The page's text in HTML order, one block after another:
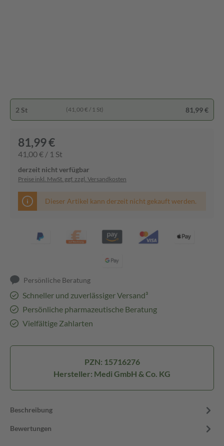
2 St (41,00 € / 1 St) 81,99 €
81,99 €
41,00 € / 1 St
derzeit nicht verfügbar
Preise inkl. MwSt. ggf. zzgl. Versandkosten
Dieser Artikel kann derzeit nicht gekauft werden.
Persönliche Beratung
Schneller und zuverlässiger Versand³
Persönliche pharmazeutische Beratung
Vielfältige Zahlarten
PZN: 15716276
Hersteller: Medi GmbH & Co. KG
Beschreibung
Bewertungen